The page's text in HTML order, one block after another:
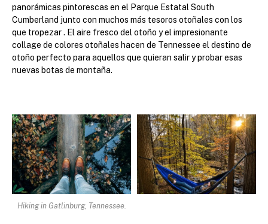
panorámicas pintorescas en el Parque Estatal South
Cumberland junto con muchos más tesoros otoñales con los
que tropezar . El aire fresco del otoño y el impresionante
collage de colores otoñales hacen de Tennessee el destino de
otoño perfecto para aquellos que quieran salir y probar esas
nuevas botas de montaña.
Hiking in Gatlinburg, Tennessee.